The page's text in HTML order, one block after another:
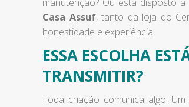
Casa Assuf, tanto da loja do
honestidade e experiência.
ESSA ESCOLHA
TRANSMITIR?
Toda criação comunica algo.